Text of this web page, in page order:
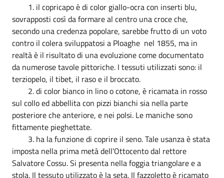
1. il copricapo è di color giallo-ocra con inserti blu,
sovrapposti così da formare al centro una croce che,
secondo una credenza popolare, sarebbe frutto di un voto
contro il colera sviluppatosi a Ploaghe nel 1855, ma in
realtà è il risultato di una evoluzione come documentato
da numerose tavole pittoriche. I tessuti utilizzati sono: il
terziopelo, il tibet, il raso e il broccato.
2. di color bianco in lino o cotone, è ricamata in rosso
sul collo ed abbellita con pizzi bianchi sia nella parte
posteriore che anteriore, e nei polsi. Le maniche sono
fittamente pieghettate.
3. ha la funzione di coprire il seno. Tale usanza è stata
imposta nella prima metà dell'Ottocento dal rettore
Salvatore Cossu. Si presenta nella foggia triangolare e a
stola. Il tessuto utilizzato è la seta. Il fazzoletto è ricamato